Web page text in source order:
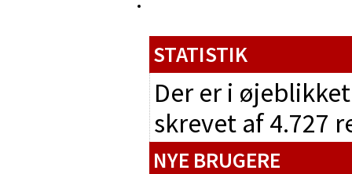
STATISTIK
Der er i
skrevet af 4.727
NYE BRUGERE